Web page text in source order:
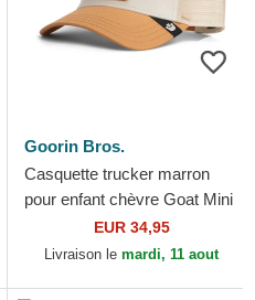
Goorin Bros.
Casquette trucker marron
pour enfant chèvre Goat Mini
The Farm Goorin Bros.
EUR 34,95
Livraison le mardi, 11 aout